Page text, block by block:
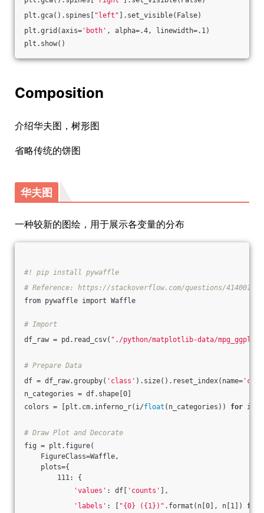
plt.gca().spines[
"left" ].set_visible(False)
plt.grid(axis= 'both' , alpha=.4, linewidth=.1)
plt.show()
Composition
介绍华夫图，树形图
省略传统的饼图
华夫图
一种较新的图绘，用于展示各变量的分布
#! pip install pywaffle
# Reference: https://stackoverflow.com/questions/
from pywaffle import Waffle
# Import
df_raw = pd.read_csv( "./python/matplotlib-data/
# Prepare Data
df = df_raw.groupby( 'class' ).size().reset_index(name=
n_categories = df.shape[0]
colors = [plt.cm.inferno_r(i/float (n_categories)) for i
# Draw Plot and Decorate
fig = plt.figure(
FigureClass=Waffle,
plots={
111: {
'values' : df[ 'counts'
],
'labels' : [ "{0} ({1})" .format(n[0], n[1]) for